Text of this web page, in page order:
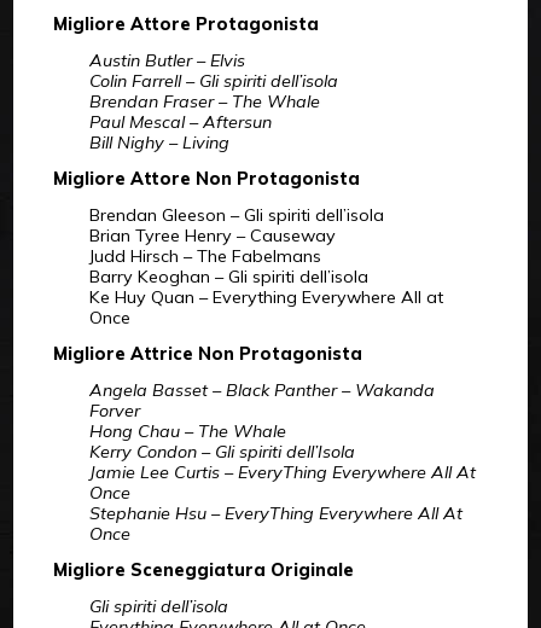
Migliore Attore Protagonista
Austin Butler – Elvis
Colin Farrell – Gli spiriti dell’isola
Brendan Fraser – The Whale
Paul Mescal – Aftersun
Bill Nighy – Living
Migliore Attore Non Protagonista
Brendan Gleeson – Gli spiriti dell’isola
Brian Tyree Henry – Causeway
Judd Hirsch – The Fabelmans
Barry Keoghan – Gli spiriti dell’isola
Ke Huy Quan – Everything Everywhere All at
Once
Migliore Attrice Non Protagonista
Angela Basset – Black Panther – Wakanda
Forver
Hong Chau – The Whale
Kerry Condon – Gli spiriti dell’Isola
Jamie Lee Curtis – EveryThing Everywhere All At
Once
Stephanie Hsu – EveryThing Everywhere All At
Once
Migliore Sceneggiatura Originale
Gli spiriti dell’isola